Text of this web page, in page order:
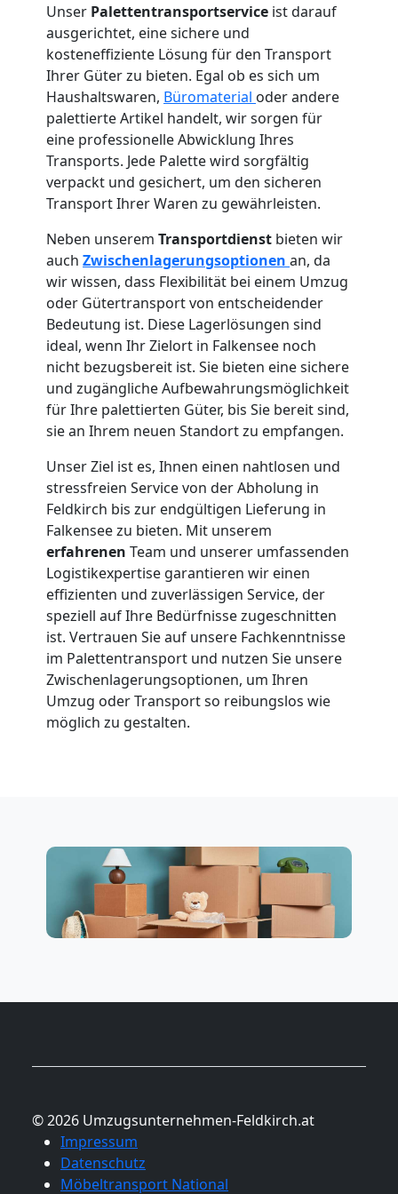
Unser Palettentransportservice ist darauf
ausgerichtet, eine sichere und
kosteneffiziente Lösung für den Transport
Ihrer Güter zu bieten. Egal ob es sich um
Haushaltswaren, Büromaterial oder andere
palettierte Artikel handelt, wir sorgen für
eine professionelle Abwicklung Ihres
Transports. Jede Palette wird sorgfältig
verpackt und gesichert, um den sicheren
Transport Ihrer Waren zu gewährleisten.
Neben unserem Transportdienst bieten wir
auch Zwischenlagerungsoptionen an, da
wir wissen, dass Flexibilität bei einem Umzug
oder Gütertransport von entscheidender
Bedeutung ist. Diese Lagerlösungen sind
ideal, wenn Ihr Zielort in Falkensee noch
nicht bezugsbereit ist. Sie bieten eine sichere
und zugängliche Aufbewahrungsmöglichkeit
für Ihre palettierten Güter, bis Sie bereit sind,
sie an Ihrem neuen Standort zu empfangen.
Unser Ziel ist es, Ihnen einen nahtlosen und
stressfreien Service von der Abholung in
Feldkirch bis zur endgültigen Lieferung in
Falkensee zu bieten. Mit unserem
erfahrenen Team und unserer umfassenden
Logistikexpertise garantieren wir einen
effizienten und zuverlässigen Service, der
speziell auf Ihre Bedürfnisse zugeschnitten
ist. Vertrauen Sie auf unsere Fachkenntnisse
im Palettentransport und nutzen Sie unsere
Zwischenlagerungsoptionen, um Ihren
Umzug oder Transport so reibungslos wie
möglich zu gestalten.
© 2026 Umzugsunternehmen-Feldkirch.at
Impressum
Datenschutz
Möbeltransport National